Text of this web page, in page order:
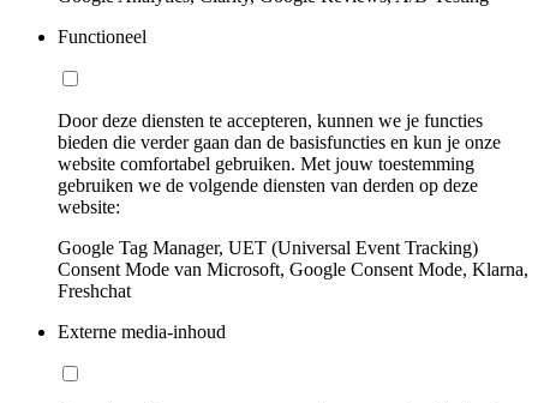
Functioneel
Door deze diensten te accepteren, kunnen we je functies
bieden die verder gaan dan de basisfuncties en kun je onze
website comfortabel gebruiken. Met jouw toestemming
gebruiken we de volgende diensten van derden op deze
website:
Google Tag Manager, UET (Universal Event Tracking)
Consent Mode van Microsoft, Google Consent Mode, Klarna,
Freshchat
Externe media-inhoud